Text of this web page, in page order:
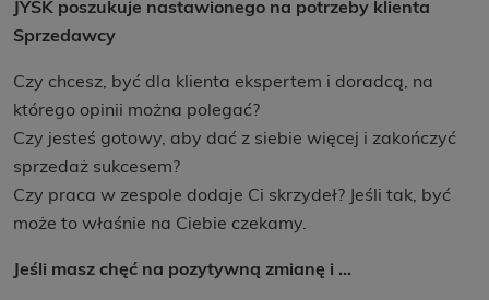
JYSK poszukuje nastawionego na potrzeby klienta
Sprzedawcy
Czy chcesz, być dla klienta ekspertem i doradcą, na
którego opinii można polegać?
Czy jesteś gotowy, aby dać z siebie więcej i zakończyć
sprzedaż sukcesem?
Czy praca w zespole dodaje Ci skrzydeł? Jeśli tak, być
może to właśnie na Ciebie czekamy.
Jeśli masz chęć na pozytywną zmianę i …